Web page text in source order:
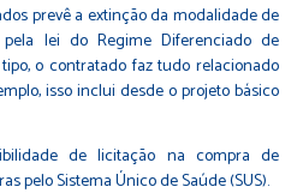
prevê a extinção da modalidade de
lei do Regime Diferenciado de
o contratado faz tudo relacionado
isso inclui desde o projeto básico
de licitação na compra de
pelo Sistema Único de Saúde (SUS).